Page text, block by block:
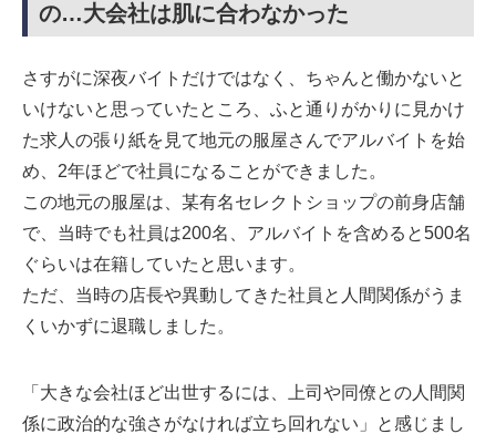
の…大会社は肌に合わなかった
さすがに深夜バイトだけではなく、ちゃんと働かないと
いけないと思っていたところ、ふと通りがかりに見かけ
た求人の張り紙を見て地元の服屋さんでアルバイトを始
め、2年ほどで社員になることができました。
この地元の服屋は、某有名セレクトショップの前身店舗
で、当時でも社員は200名、アルバイトを含めると500名
ぐらいは在籍していたと思います。
ただ、当時の店長や異動してきた社員と人間関係がうま
くいかずに退職しました。
「大きな会社ほど出世するには、上司や同僚との人間関
係に政治的な強さがなければ立ち回れない」と感じまし